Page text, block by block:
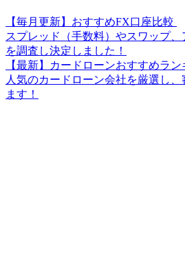
【毎月更新】おすすめFX口座比較
スプレッド（手数料）やスワップ、
を調査し決定しました！
【最新】カードローンおすすめラン
人気のカードローン会社を厳選し
ます！